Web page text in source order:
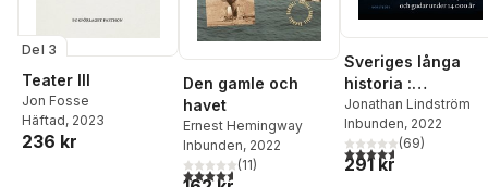
Del 3
Teater III
Jon Fosse
Häftad, 2023
236 kr
Den gamle och
havet
Ernest Hemingway
Inbunden, 2022
4,6utav 5 stjärnor. Totalt antal röster:
(11)
Sveriges långa
historia :
människor, makt
och gudar under
14000 år
Jonathan Lindström
Inbunden, 2022
4,6utav 5 stjärnor.
(69)
291 kr